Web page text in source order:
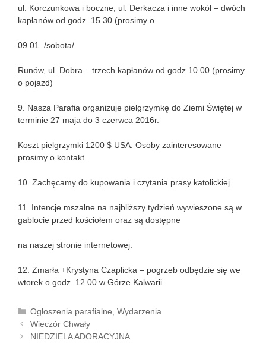
ul. Korczunkowa i boczne, ul. Derkacza i inne wokół – dwóch
kapłanów od godz. 15.30 (prosimy o
09.01. /sobota/
Runów, ul. Dobra – trzech kapłanów od godz.10.00 (prosimy
o pojazd)
9. Nasza Parafia organizuje pielgrzymkę do Ziemi Świętej w
terminie 27 maja do 3 czerwca 2016r.
Koszt pielgrzymki 1200 $ USA. Osoby zainteresowane
prosimy o kontakt.
10. Zachęcamy do kupowania i czytania prasy katolickiej.
11. Intencje mszalne na najbliższy tydzień wywieszone są w
gablocie przed kościołem oraz są dostępne
na naszej stronie internetowej.
12. Zmarła +Krystyna Czaplicka – pogrzeb odbędzie się we
wtorek o godz. 12.00 w Górze Kalwarii.
K
a
t
Ogłoszenia parafialne,Wydarzenia
Z
o
Wieczór Chwały
NIEDZIELA ADORACYJNA